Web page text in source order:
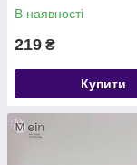
В наявності
219 ₴
Купити